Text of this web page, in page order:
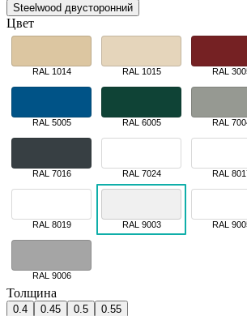
Steelwood двусторонний
Цвет
RAL 1014 RAL 1015 RAL
RAL 5005 RAL 6005 RAL
RAL 7016 RAL 7024 RAL
RAL 8019 RAL 9003 RAL
RAL 9006
Толщина
0.4 0.45 0.5 0.55